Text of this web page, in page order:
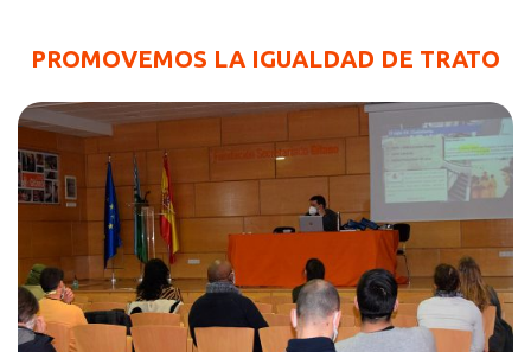
PROMOVEMOS LA IGUALDAD DE TRATO